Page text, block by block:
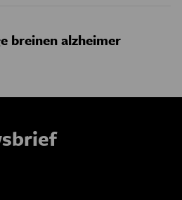
breinen alzheimer